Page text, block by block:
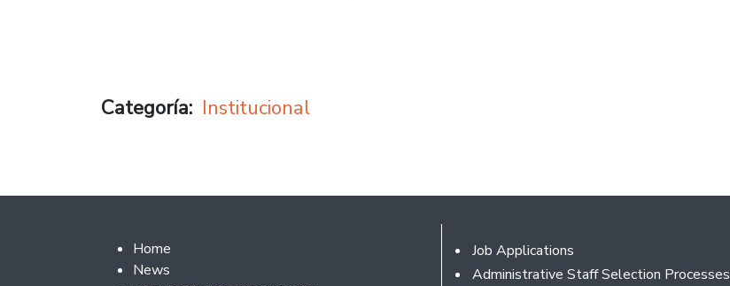
Categoría Institucional
Footer 2
Home
News
Footer
Job Applications
Administrative Staff Selection Processes